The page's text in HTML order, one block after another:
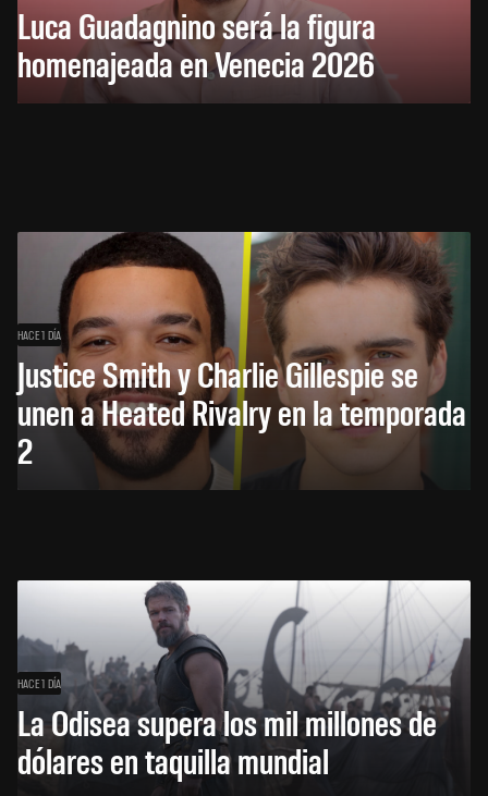
Luca Guadagnino será la figura
homenajeada en Venecia 2026
HACE 1 DÍA
Justice Smith y Charlie Gillespie se
unen a Heated Rivalry en la temporada
2
HACE 1 DÍA
La Odisea supera los mil millones de
dólares en taquilla mundial